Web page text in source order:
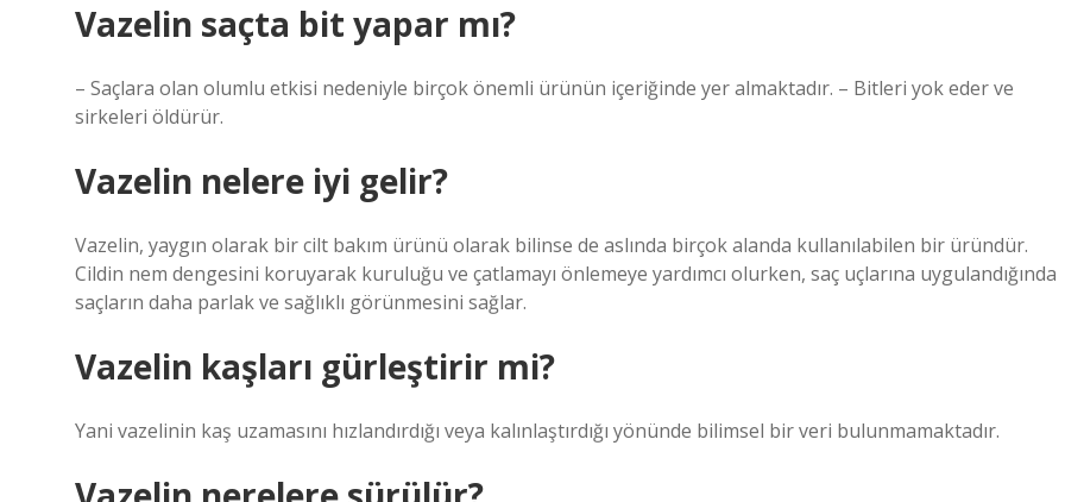
Vazelin saçta bit yapar mı?
– Saçlara olan olumlu etkisi nedeniyle birçok önemli ürünün içeriğinde yer almaktadır. – Bitleri yok eder ve
sirkeleri öldürür.
Vazelin nelere iyi gelir?
Vazelin, yaygın olarak bir cilt bakım ürünü olarak bilinse de aslında birçok alanda kullanılabilen bir üründür.
Cildin nem dengesini koruyarak kuruluğu ve çatlamayı önlemeye yardımcı olurken, saç uçlarına uygulandığında
saçların daha parlak ve sağlıklı görünmesini sağlar.
Vazelin kaşları gürleştirir mi?
Yani vazelinin kaş uzamasını hızlandırdığı veya kalınlaştırdığı yönünde bilimsel bir veri bulunmamaktadır.